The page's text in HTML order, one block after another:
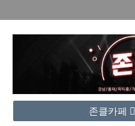
존클카페